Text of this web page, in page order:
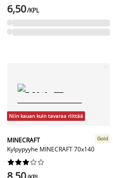
6,50/KPL
Niin kauan kuin tavaraa riittää
MINECRAFT
Kylpypyyhe MINECRAFT 70x140
Gold





